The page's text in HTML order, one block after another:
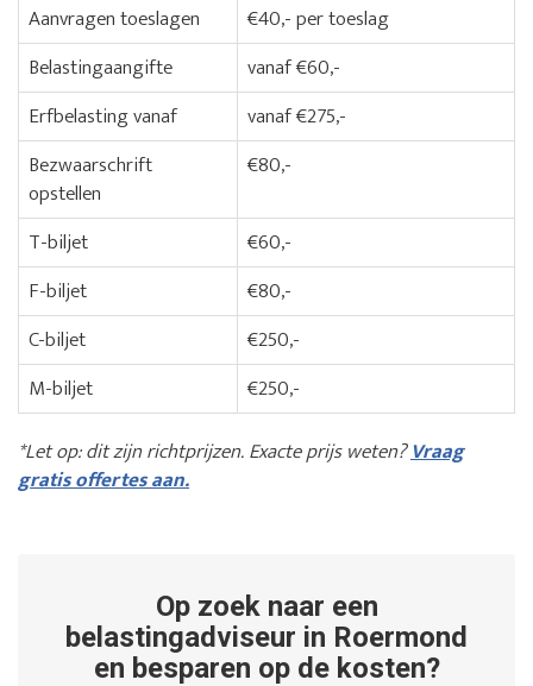
Aanvragen toeslagen
€40,- per toeslag
Belastingaangifte
vanaf €60,-
Erfbelasting vanaf
vanaf €275,-
Bezwaarschrift
opstellen
€80,-
T-biljet
€60,-
F-biljet
€80,-
C-biljet
€250,-
M-biljet
€250,-
*Let op: dit zijn richtprijzen. Exacte prijs weten?Vraag
gratis offertes aan.
Op zoek naar een
belastingadviseur in Roermond
en besparen op de kosten?